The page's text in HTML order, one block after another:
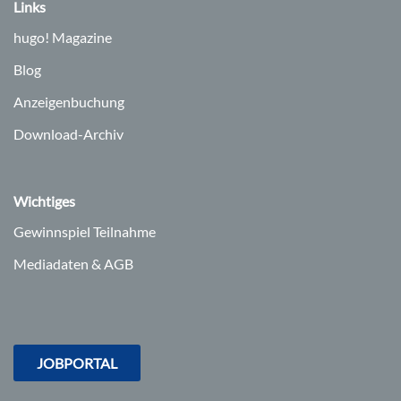
Links
hugo! Magazine
Blog
Anzeigenbuchung
Download-Archiv
Wichtiges
Gewinnspiel Teilnahme
Mediadaten & AGB
JOBPORTAL